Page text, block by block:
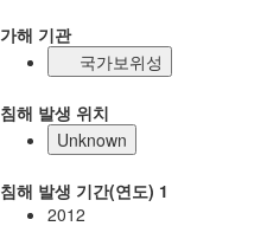
가해 기관
국가보위성
침해 발생 위치
Unknown
침해 발생 기간(연도) 1
2012